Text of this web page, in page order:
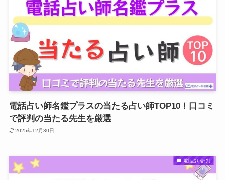
電話占い師名鑑プラスの当たる占い師TOP10！口コミ
で評判の当たる先生を厳選
2025年12月30日
電話占い評判